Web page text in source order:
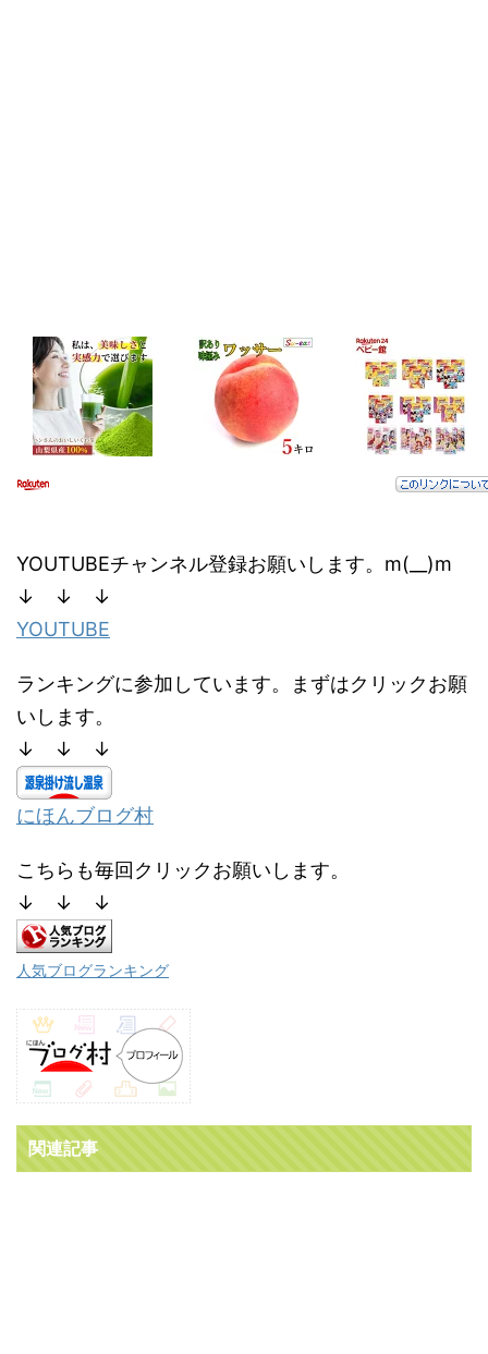
YOUTUBEチャンネル登録お願いします。m(__)m
↓ ↓ ↓
YOUTUBE
ランキングに参加しています。まずはクリックお願
いします。
↓ ↓ ↓
にほんブログ村
こちらも毎回クリックお願いします。
↓ ↓ ↓
人気ブログランキング
関連記事